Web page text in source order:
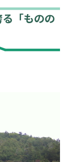
「ものの